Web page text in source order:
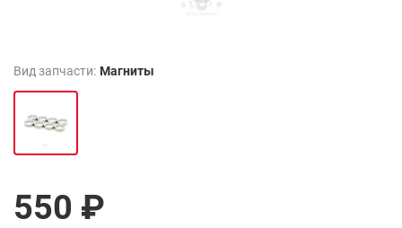
Вид запчасти: Магниты
550 ₽